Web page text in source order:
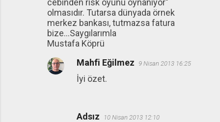
cebinden risk oyunu oynanıyor"
olmasıdır. Tutarsa dünyada örnek
merkez bankası, tutmazsa fatura
bize...Saygılarımla
Mustafa Köprü
Mahfi Eğilmez
9 Nisan 2013 16:25
İyi özet.
Adsız 10 Nisan 2013 12:10